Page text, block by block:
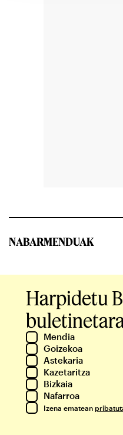
NABARMENDUAK
Harpidetu
Mendia
Goizekoa
Astekaria
Kazetaritza
Bizkaia
Nafarroa
Izena ematean